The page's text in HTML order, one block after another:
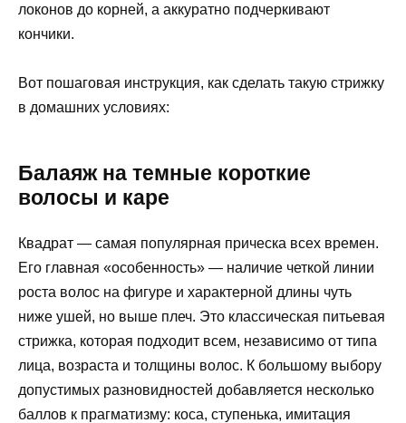
локонов до корней, а аккуратно подчеркивают
кончики.
Вот пошаговая инструкция, как сделать такую ​​стрижку
в домашних условиях:
Балаяж на темные короткие
волосы и каре
Квадрат — самая популярная прическа всех времен.
Его главная «особенность» — наличие четкой линии
роста волос на фигуре и характерной длины чуть
ниже ушей, но выше плеч. Это классическая питьевая
стрижка, которая подходит всем, независимо от типа
лица, возраста и толщины волос. К большому выбору
допустимых разновидностей добавляется несколько
баллов к прагматизму: коса, ступенька, имитация